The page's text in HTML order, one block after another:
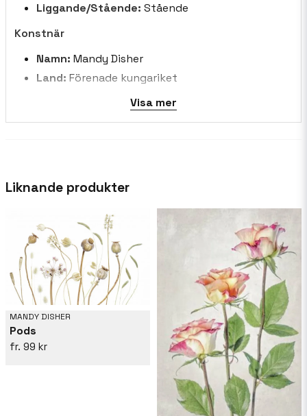
Liggande/Stående: Stående
Konstnär
Namn: Mandy Disher
Land: Förenade kungariket
Mandy Disher är en internationell
prisbelönt blomsterfotograf baserad i
användning av komposition, färg och form som
definierar hennes poetiska och inspirerande
Visa mer
Liknande produkter
MANDY DISHER
Pods
99 kr